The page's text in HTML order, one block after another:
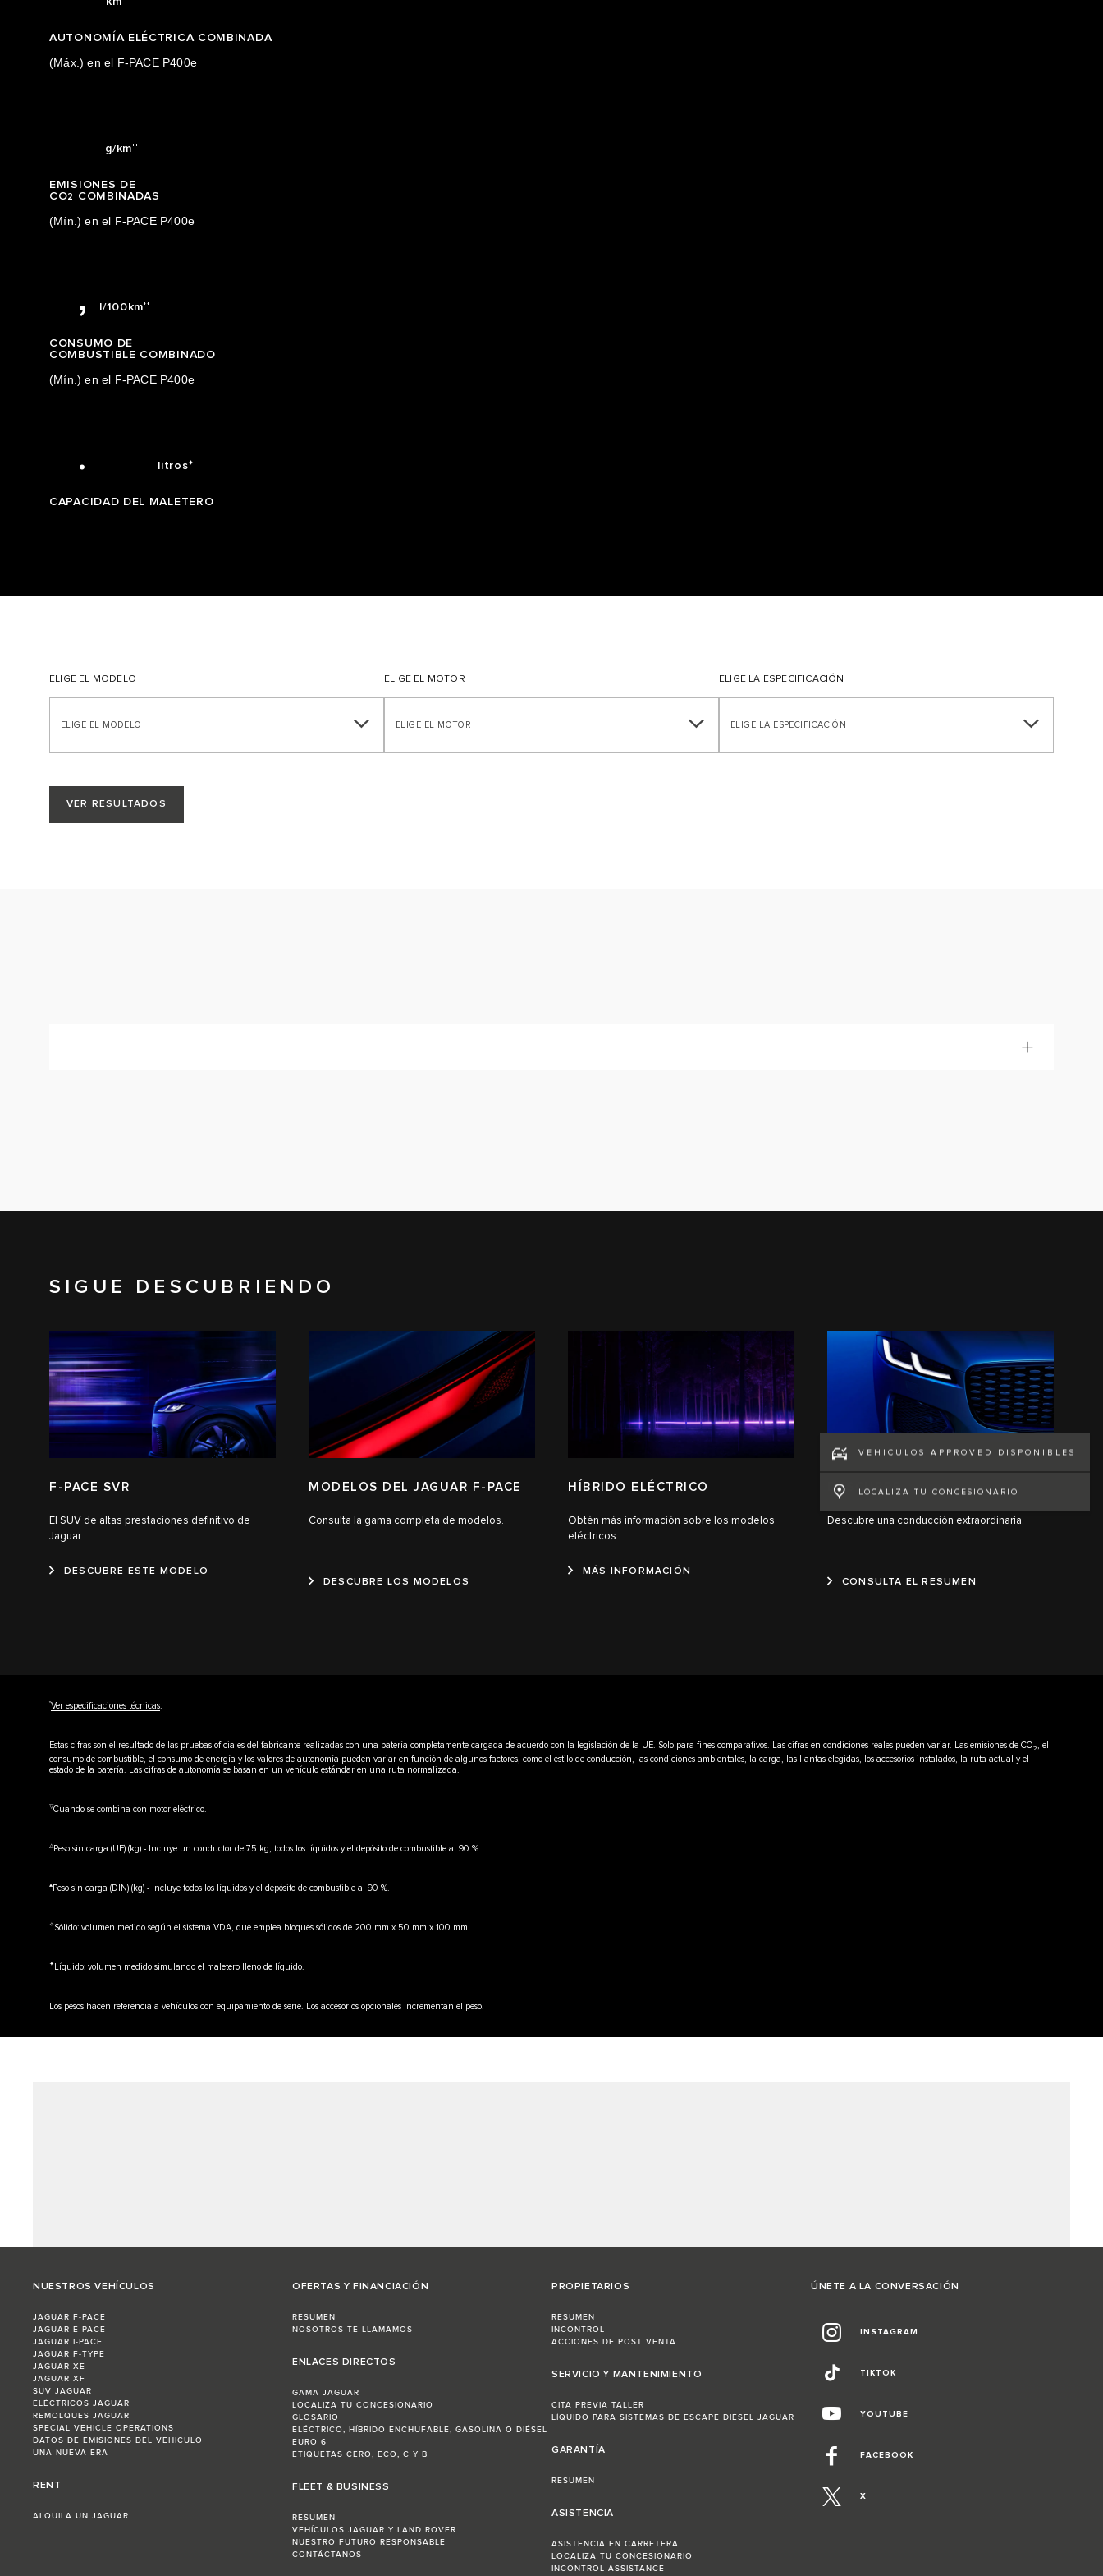
AUTONOMÍA ELÉCTRICA COMBINADA
(Máx.) en el F-PACE P400e
28
g/km††
EMISIONES DE
CO2 COMBINADAS
(Mín.) en el F-PACE P400e
0
,
2
5
6
1,7 l/100km††
CONSUMO DE
COMBUSTIBLE COMBINADO
(Mín.) en el F-PACE P400e
0
.
0
2
3
6
7
2
31
1.842 litros✦
CAPACIDAD DEL MALETERO
ELIGE EL MODELO
ELIGE EL MODELO
ELIGE EL MOTOR
ELIGE EL MOTOR
ELIGE LA ESPECIFICACIÓN
ELIGE LA ESPECIFICACIÓN
VER RESULTADOS
SIGUE DESCUBRIENDO
F-PACE SVR
El SUV de altas prestaciones definitivo de
Jaguar.
DESCUBRE ESTE MODELO
MODELOS DEL JAGUAR F-PACE
Consulta la gama completa de modelos.
DESCUBRE LOS MODELOS
HÍBRIDO ELÉCTRICO
Obtén más información sobre los modelos
eléctricos.
MÁS INFORMACIÓN
DESCUBRE
Descubre una conducción extraordinaria.
CONSULTA EL RESUMEN
††Ver especificaciones técnicas
Estas cifras son el resultado de las pruebas oficiales del fabricante realizadas con una batería completamente cargada de acuerdo con la legislación de la UE. Solo para fines comparativos. Las cifras en condiciones reales pueden variar. Las emisiones de CO2
, el
consumo de combustible, el consumo de energía y los valores de autonomía pueden variar en función de algunos factores, como el estilo de conducción, las condiciones ambientales, la carga, las llantas elegidas, los accesorios instalados, la ruta actual y el
estado de la batería. Las cifras de autonomía se basan en un vehículo estándar en una ruta normalizada.
▽Cuando se combina con motor eléctrico.
△Peso sin carga (UE) (kg) - Incluye un conductor de 75 kg, todos los líquidos y el depósito de combustible al 90 %.
▲ Peso sin carga (DIN) (kg) - Incluye todos los líquidos y el depósito de combustible al 90 %.
✧ Sólido: volumen medido según el sistema VDA, que emplea bloques sólidos de 200 mm x 50 mm x 100 mm.
✦ Líquido: volumen medido simulando el maletero lleno de líquido.
Los pesos hacen referencia a vehículos con equipamiento de serie. Los accesorios opcionales incrementan el peso.
NUESTROS VEHÍCULOS
JAGUAR F-PACE
JAGUAR E-PACE
JAGUAR I-PACE
JAGUAR F-TYPE
JAGUAR XE
JAGUAR XF
SUV JAGUAR
ELÉCTRICOS JAGUAR
REMOLQUES JAGUAR
SPECIAL VEHICLE OPERATIONS
DATOS DE EMISIONES DEL VEHÍCULO
UNA NUEVA ERA
RENT
ALQUILA UN JAGUAR
OFERTAS Y FINANCIACIÓN
RESUMEN
NOSOTROS TE LLAMAMOS
ENLACES DIRECTOS
GAMA JAGUAR
LOCALIZA TU CONCESIONARIO
GLOSARIO
ELÉCTRICO, HÍBRIDO ENCHUFABLE, GASOLINA O DIÉSEL
EURO 6
ETIQUETAS CERO, ECO, C Y B
FLEET & BUSINESS
RESUMEN
VEHÍCULOS JAGUAR Y LAND ROVER
NUESTRO FUTURO RESPONSABLE
CONTÁCTANOS
PROPIETARIOS
RESUMEN
INCONTROL
ACCIONES DE POST VENTA
SERVICIO Y MANTENIMIENTO
CITA PREVIA TALLER
LÍQUIDO PARA SISTEMAS DE ESCAPE DIÉSEL JAGUAR
GARANTÍA
RESUMEN
ASISTENCIA
ASISTENCIA EN CARRETERA
LOCALIZA TU CONCESIONARIO
INCONTROL ASSISTANCE
ÚNETE A LA CONVERSACIÓN
INSTAGRAM
TIKTOK
YOUTUBE
FACEBOOK
X
VEHICULOS APPROVED DISPONIBLES
LOCALIZA TU CONCESIONARIO